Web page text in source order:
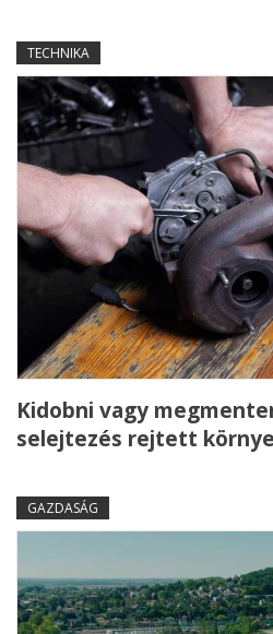
TECHNIKA
Kidobni vagy
selejtezés rejtett
GAZDASÁG